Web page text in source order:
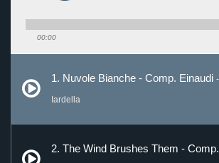
00:00
1. Nuvole Bianche - Comp. Einaudi
Iardella
2. The Wind Brushes Them -